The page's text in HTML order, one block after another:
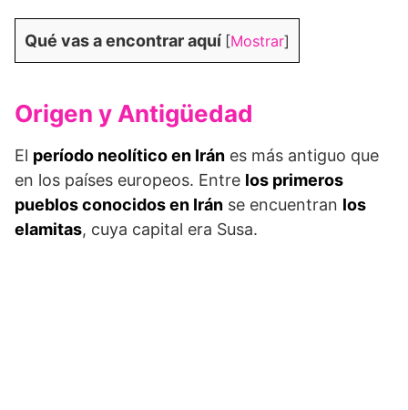
Qué vas a encontrar aquí [Mostrar]
Origen y Antigüedad
El período neolítico en Irán es más antiguo que
en los países europeos. Entre los primeros
pueblos conocidos en Irán se encuentran los
elamitas, cuya capital era Susa.